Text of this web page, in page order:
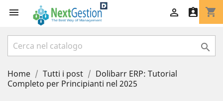
 shopping_cart
 

Home Tutti i post
Dolibarr ERP: Tutorial
Completo per Principianti nel 2025